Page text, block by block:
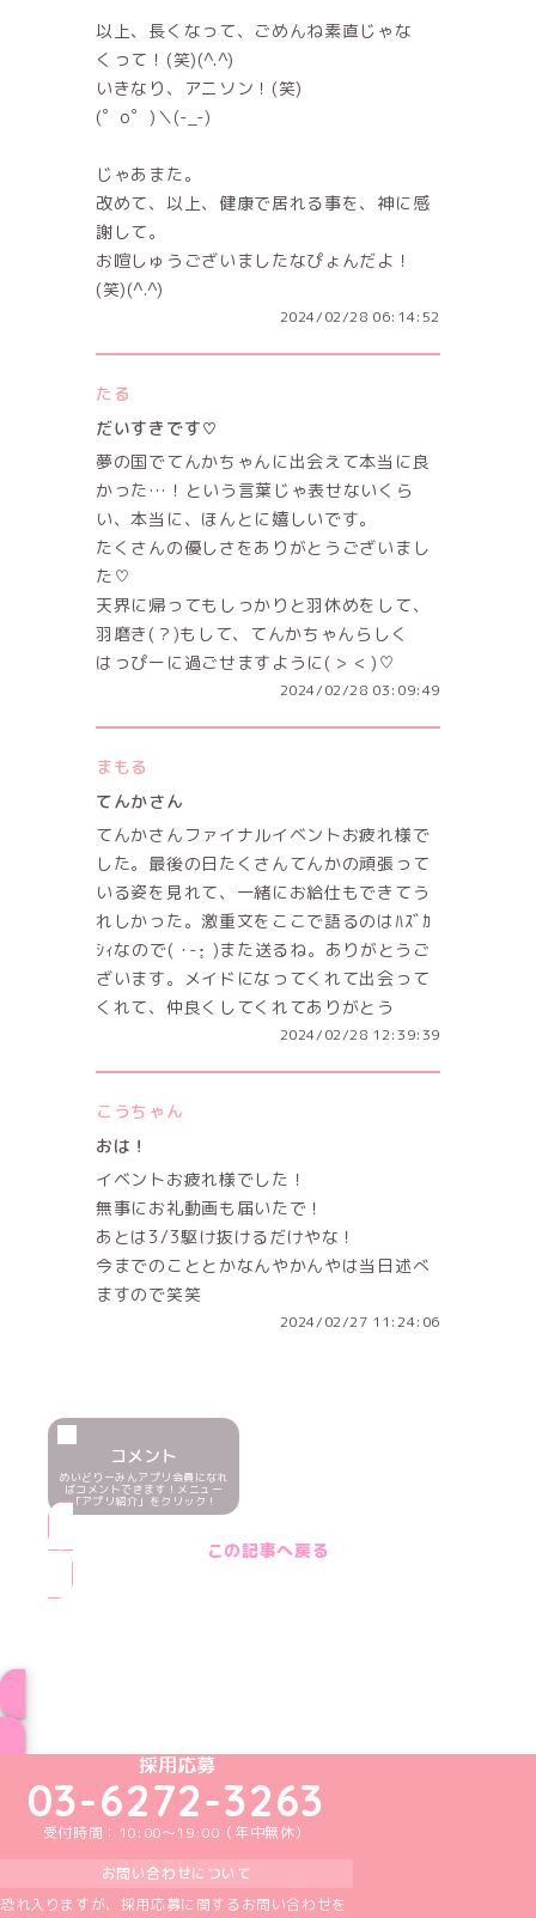
以上、長くなって、ごめんね素直じゃな
くって！(笑)(^.^)
いきなり、アニソン！(笑)
(゜o゜)＼(-_-)
じゃあまた。
改めて、以上、健康で居れる事を、神に感
謝して。
お喧しゅうございましたなぴょんだよ！
(笑)(^.^)
2024/02/28 06:14:52
たる
だいすきです♡
夢の国でてんかちゃんに出会えて本当に良
かった…！という言葉じゃ表せないくら
い、本当に、ほんとに嬉しいです。
たくさんの優しさをありがとうございまし
た♡
天界に帰ってもしっかりと羽休めをして、
羽磨き(？)もして、てんかちゃんらしく
はっぴーに過ごせますように( > < )♡
2024/02/28 03:09:49
まもる
てんかさん
てんかさんファイナルイベントお疲れ様で
した。最後の日たくさんてんかの頑張って
いる姿を見れて、一緒にお給仕もできてう
れしかった。激重文をここで語るのはﾊｽﾞｶ
ｼｨなので( ･-･̥ )また送るね。ありがとうご
ざいます。メイドになってくれて出会って
くれて、仲良くしてくれてありがとう
2024/02/28 12:39:39
こうちゃん
おは！
イベントお疲れ様でした！
無事にお礼動画も届いたで！
あとは3/3駆け抜けるだけやな！
今までのこととかなんやかんやは当日述べ
ますので笑笑
2024/02/27 11:24:06
コメント
めいどりーみんアプリ会員になれ
ばコメントできます！メニュー
「アプリ紹介」をクリック！
この記事へ戻る
めいどりーみんTikTok公式アカウント
めいどりーみんX公式アカウント
めいどりーみんInstagram公式アカウント
めいどりーみんFacebook公式アカウン
めいどりーみんYouTube公式アカ
採用応募
03-6272-3263
受付時間：10:00～19:00（年中無休）
お問い合わせについて
恐れ入りますが、採用応募に関するお問い合わせを